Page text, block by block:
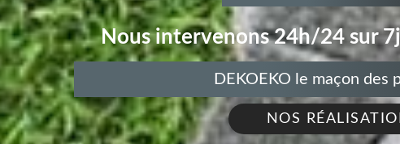
Nous intervenons 24h/24 sur
DEKOEKO le maçon des
NOS